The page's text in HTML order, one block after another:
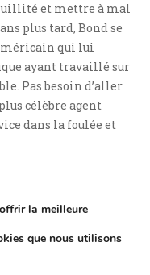
et mettre à mal
plus tard, Bond se
qui lui
ayant travaillé sur
Pas besoin d’aller
célèbre agent
dans la foulée et
la meilleure
que nous utilisons